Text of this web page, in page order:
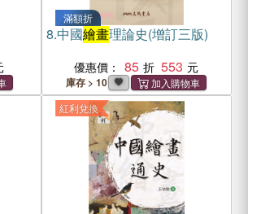
滿額折
8.中國繪畫理論史(增訂三版)
優惠價： 85 553
庫存 > 10
紅利兌換